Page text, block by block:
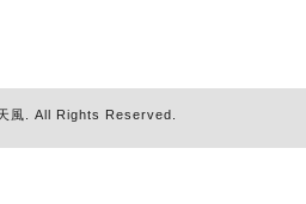
風 . All Rights Reserved.